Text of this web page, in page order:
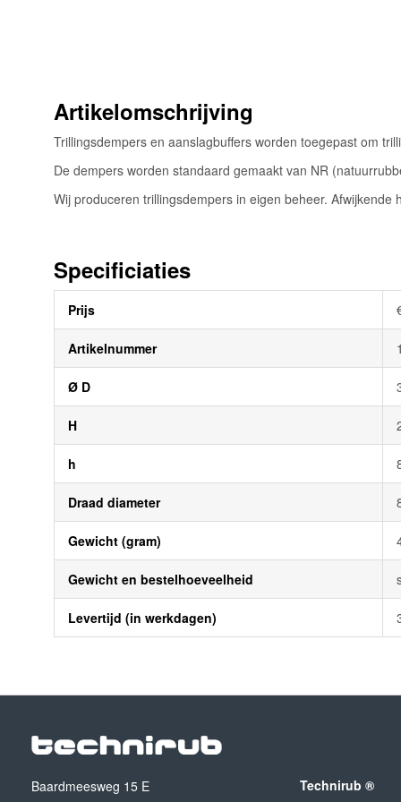
Artikelomschrijving
Trillingsdempers en aanslagbuffers worden toegepast om
De dempers worden standaard gemaakt van NR
Wij produceren trillingsdempers in eigen beheer.
Specificiaties
informatie
Prijs
Artikelnummer
Ø D
H
h
Draad diameter
Gewicht (gram)
Gewicht en bestelhoeveelheid
Levertijd (in werkdagen)
Baardmeesweg 15 E Technirub ®